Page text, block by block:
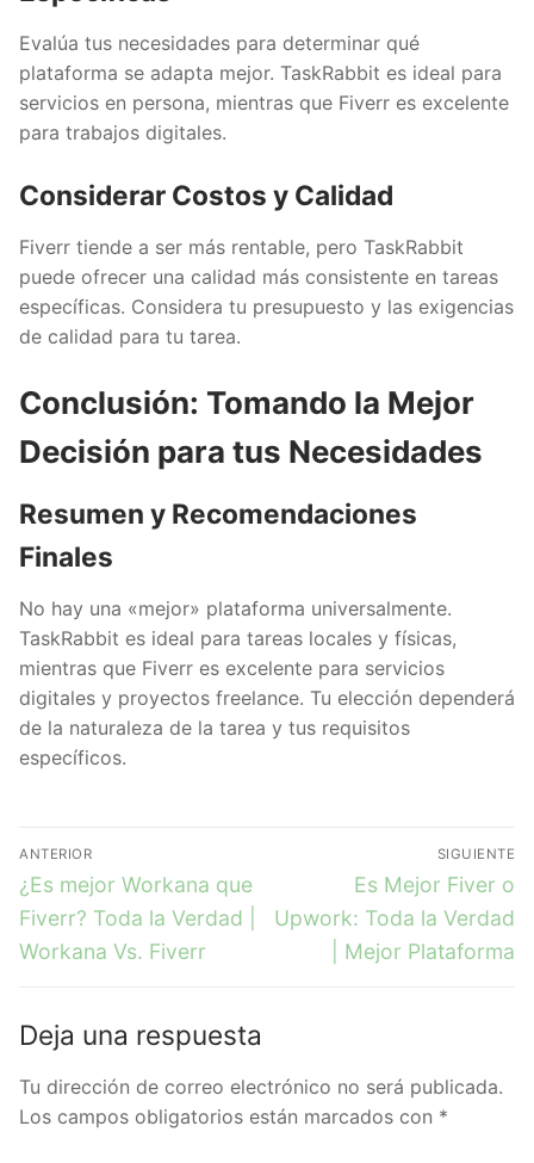
Evalúa tus necesidades para determinar qué
plataforma se adapta mejor. TaskRabbit es ideal para
servicios en persona, mientras que Fiverr es excelente
para trabajos digitales.
Considerar Costos y Calidad
Fiverr tiende a ser más rentable, pero TaskRabbit
puede ofrecer una calidad más consistente en tareas
específicas. Considera tu presupuesto y las exigencias
de calidad para tu tarea.
Conclusión: Tomando la Mejor
Decisión para tus Necesidades
Resumen y Recomendaciones
Finales
No hay una «mejor» plataforma universalmente.
TaskRabbit es ideal para tareas locales y físicas,
mientras que Fiverr es excelente para servicios
digitales y proyectos freelance. Tu elección dependerá
de la naturaleza de la tarea y tus requisitos
específicos.
ANTERIOR
¿Es mejor Workana que
Fiverr? Toda la Verdad |
Workana Vs. Fiverr
SIGUIENTE
Es Mejor Fiver o
Upwork: Toda la Verdad
| Mejor Plataforma
Deja una respuesta
Tu dirección de correo electrónico no será publicada.
Los campos obligatorios están marcados con *